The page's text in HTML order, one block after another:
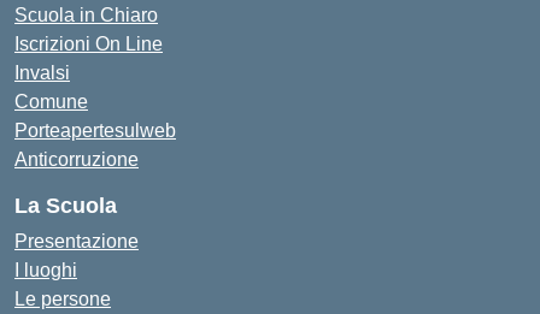
Scuola in Chiaro
Iscrizioni On Line
Invalsi
Comune
Porteapertesulweb
Anticorruzione
La Scuola
Presentazione
I luoghi
Le persone